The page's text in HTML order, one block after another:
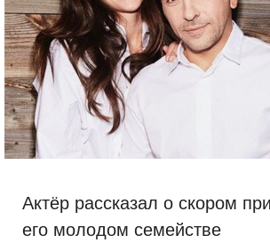
Актёр рассказал о скором
его молодом семействе